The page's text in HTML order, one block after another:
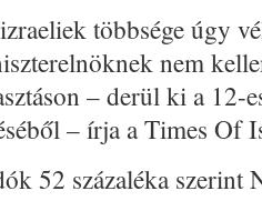
többsége úgy
nem
– derül ki a 12-
– írja a Times Of
52 százaléka szerint